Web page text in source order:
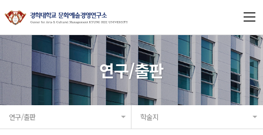
연구소 소개
연구과제
연구/출판
연구/출판 학술지